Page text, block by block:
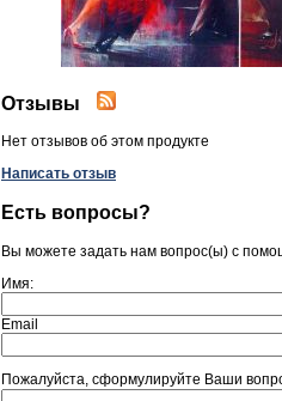
Отзывы
Нет отзывов об этом продукте
Написать отзыв
Есть вопросы?
Вы можете задать нам вопрос(ы) с
Имя:
Email
Пожалуйста, сформулируйте Ваши